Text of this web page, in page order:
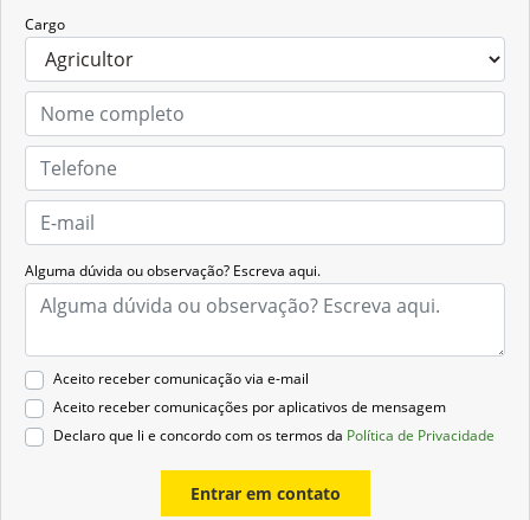
Cargo
Alguma dúvida ou observação? Escreva aqui.
Aceito receber comunicação via e-mail
Aceito receber comunicações por aplicativos de mensagem
Declaro que li e concordo com os termos da Política de Privacidade
Entrar em contato